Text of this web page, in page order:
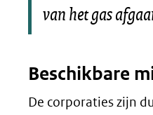
van het gas
Beschikbare
De corporaties zijn